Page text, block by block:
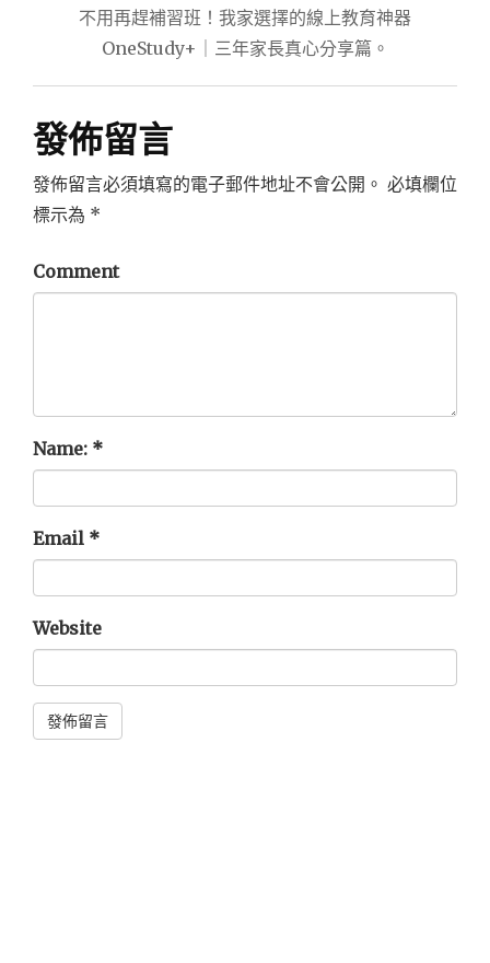
不用再趕補習班！我家選擇的線上教育神器
OneStudy+｜三年家長真心分享篇。
發佈留言
發佈留言必須填寫的電子郵件地址不會公開。 必填欄位
標示為 *
Comment
Name: *
Email *
Website